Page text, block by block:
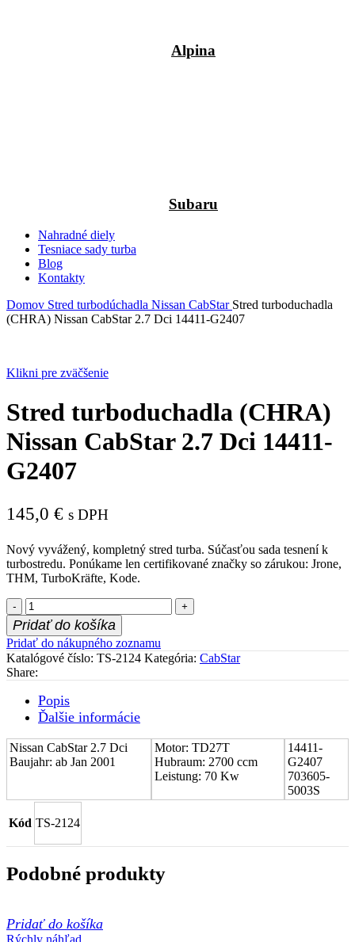
Alpina
Subaru
Nahradné diely
Tesniace sady turba
Blog
Kontakty
Domov Stred turbodúchadla Nissan CabStar Stred turboduchadla
(CHRA) Nissan CabStar 2.7 Dci 14411-G2407
Klikni pre zväčšenie
Stred turboduchadla (CHRA)
Nissan CabStar 2.7 Dci 14411-
G2407
145,0 € s DPH
Nový vyvážený, kompletný stred turba. Súčasťou sada tesnení k
turbostredu. Ponúkame len certifikované značky so zárukou: Jrone,
THM, TurboKräfte, Kode.
množstvo
Stred
turboduchadla
(CHRA)
Nissan
CabStar
Dci
14411-
Pridať do košíka
Pridať do nákupného zoznamu
Katalógové číslo: TS-2124 Kategória: CabStar
Share:
Popis
Ďalšie informácie
Nissan CabStar 2.7 Dci
Baujahr: ab Jan 2001
Motor: TD27T
Hubraum: 2700 ccm
Leistung: 70 Kw
14411-
G2407
703605-
5003S
Kód TS-2124
Podobné produkty
Pridať do košíka
Rýchly náhľad